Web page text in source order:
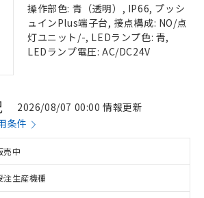
操作部色: 青（透明）, IP66, プッシ
ュインPlus端子台, 接点構成: NO/点
灯ユニット/-, LEDランプ色: 青,
LEDランプ電圧: AC/DC24V
2026/08/07 00:00 情報更新
条件
売中
注生産機種